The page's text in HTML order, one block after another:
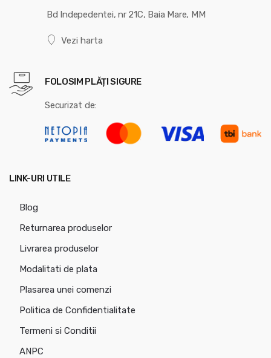
Bd Indepedentei, nr 21C, Baia Mare, MM
Vezi harta
FOLOSIM PLĂȚI SIGURE
Securizat de:
LINK-URI UTILE
Blog
Returnarea produselor
Livrarea produselor
Modalitati de plata
Plasarea unei comenzi
Politica de Confidentialitate
Termeni si Conditii
ANPC